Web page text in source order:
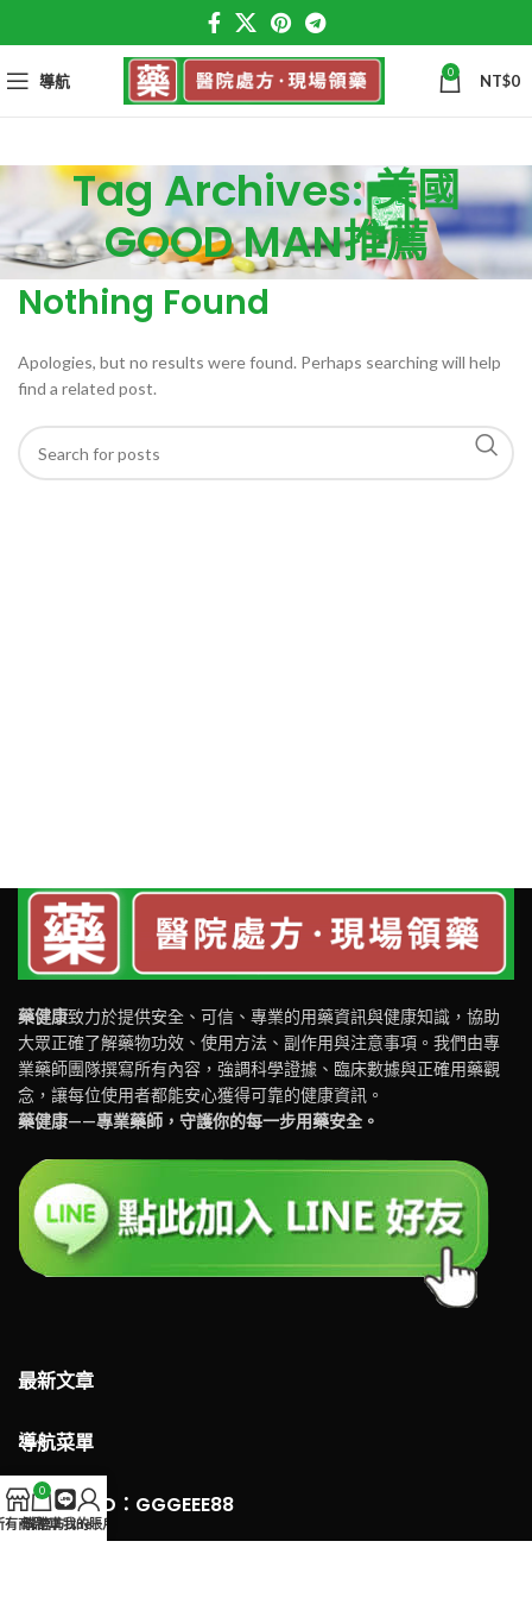
導航 0 NT$0
Tag Archives: 美國
GOOD MAN推薦
Nothing Found
Apologies, but no results were found. Perhaps searching will help
find a related post.
藥健康致力於提供安全、可信、專業的用藥資訊與健康知識，協助
大眾正確了解藥物功效、使用方法、副作用與注意事項。我們由專
業藥師團隊撰寫所有內容，強調科學證據、臨床數據與正確用藥觀
念，讓每位使用者都能安心獲得可靠的健康資訊。
藥健康——專業藥師，守護你的每一步用藥安全。
最新文章
導航菜單
LINE 客服ID：GGGEEE88
有商品
0
購物車官方Line
我的賬戶